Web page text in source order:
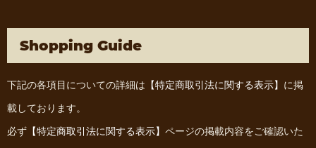
Shopping Guide
下記の各項目についての詳細は 【特定商取引法に関する表示】 に掲
載しております。
必ず 【特定商取引法に関する表示】 ページの掲載内容をご確認いた